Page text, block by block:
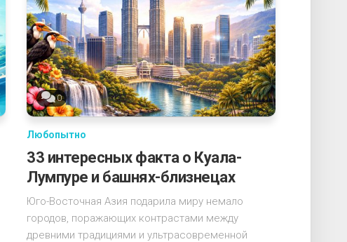
0
Любопытно
33 интересных факта о Куала-
Лумпуре и башнях-близнецах
Юго-Восточная Азия подарила миру немало
городов, поражающих контрастами между
древними традициями и ультрасовременной